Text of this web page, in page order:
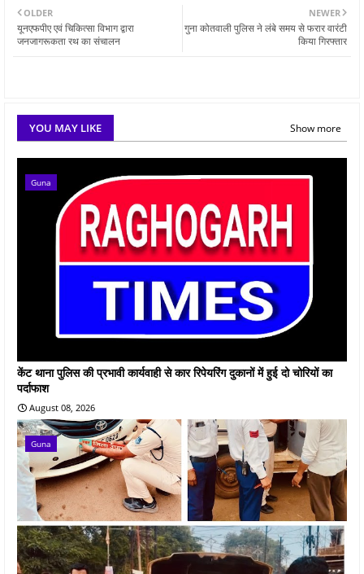
NEWER
गुना कोतवाली पुलिस ने लंबे समय से फरार वारंटी
किया गिरफ्तार
OLDER
यूनएफपीए एवं चिकित्सा विभाग द्वारा
जनजागरूकता रथ का संचालन
YOU MAY LIKE Show more
Guna
केंट थाना पुलिस की प्रभावी कार्यवाही से कार रिपेयरिंग दुकानों में हुई दो चोरियों का
पर्दाफाश
August 08, 2026
Guna